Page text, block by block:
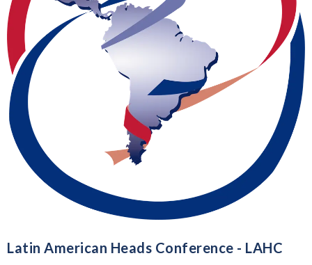
Latin American Heads Conference - LAHC